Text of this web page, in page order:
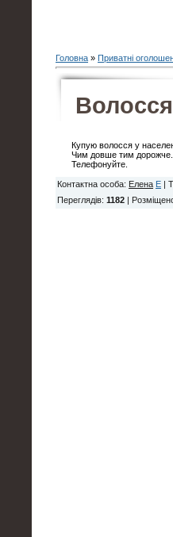
Головна » Приватні
Купую волосся у
Чим довше тим дорожче.
Телефонуйте.
Контактна особа: Елена E
Переглядів: 1182